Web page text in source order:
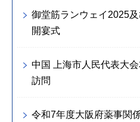
御堂筋ランウェイ2025
開宴式
中国 上海市人民代表大
訪問
令和7年度大阪府薬事関